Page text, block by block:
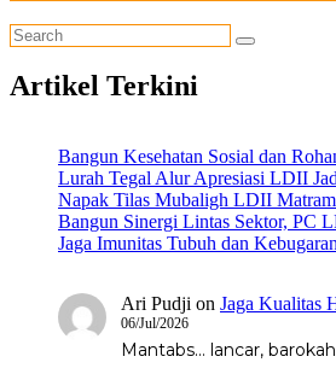
Artikel Terkini
Bangun Kesehatan Sosial dan
Lurah Tegal Alur Apresiasi LDII
Napak Tilas Mubaligh LDII
Bangun Sinergi Lintas Sektor, PC
Jaga Imunitas Tubuh dan
Ari Pudji on Jaga Kualitas
06/Jul/2026
Mantabs... lancar,